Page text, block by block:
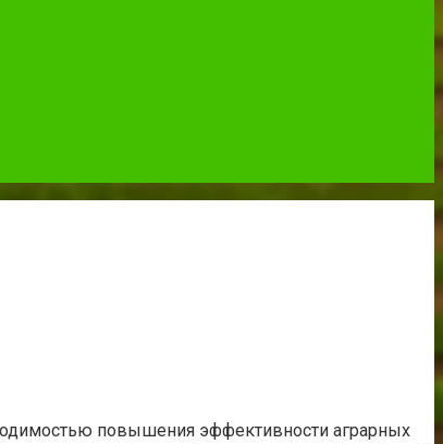
повышения эффективности аграрных